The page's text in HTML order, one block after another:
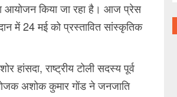
आयोजन किया जा रहा है। आज प्रेस
में 24 मई को प्रस्तावित सांस्कृतिक
हांसदा, राष्ट्रीय टोली सदस्य पूर्व
अशोक कुमार गोंड ने जनजाति